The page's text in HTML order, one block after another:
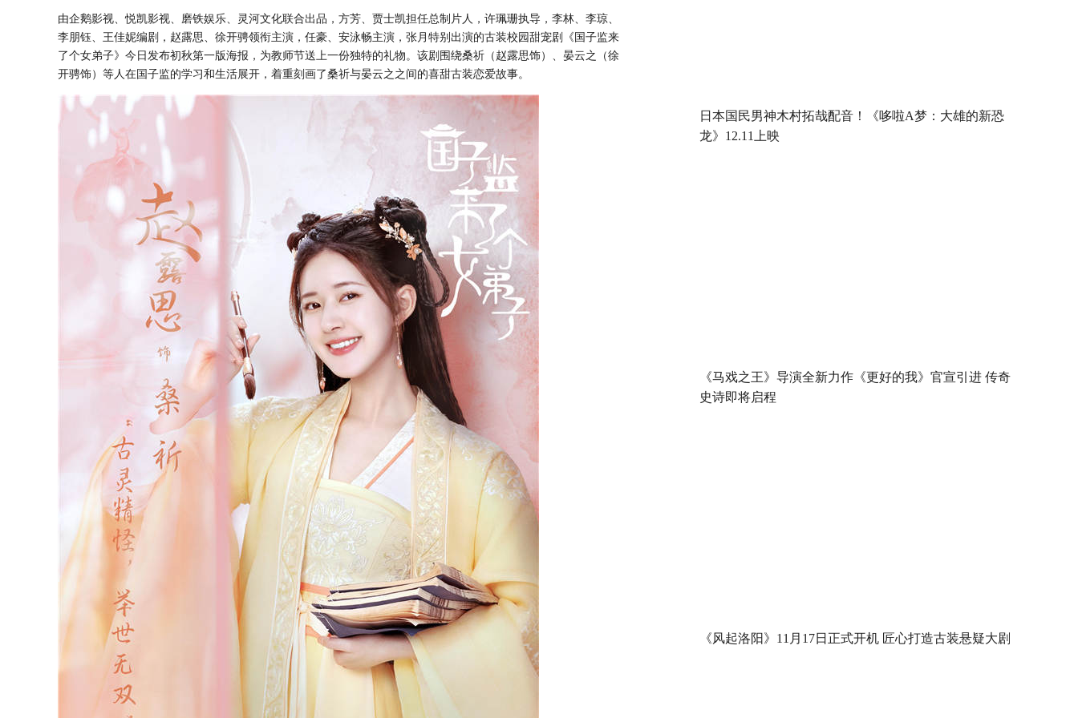
由企鹅影视、悦凯影视、磨铁娱乐、灵河文化联合出品， 方芳、 贾士凯担任总制片人，许珮珊执导，李林、李琼、
李朋钰、王佳妮编剧，赵露思、徐开骋领衔主演，任豪、安泳畅主演，张月特别出演的古装校园甜宠剧《国子监来
了个女弟子》今日发布初秋第一版海报，为教师节送上一份独特的礼物。该剧围绕桑祈（赵露思饰）、晏云之（徐
开骋饰）等人在国子监的学习和生活展开，着重刻画了桑祈与晏云之之间的喜甜古装恋爱故事。
日本国民男神木村拓哉配音！《哆啦A梦：大雄的新恐
龙》12.11上映
《马戏之王》导演全新力作《更好的我》官宣引进 传奇
史诗即将启程
《风起洛阳》11月17日正式开机 匠心打造古装悬疑大剧